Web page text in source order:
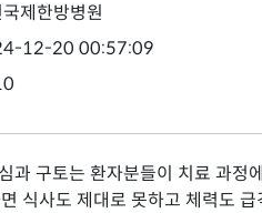
제한방병원
12-20 00:57:09
과 구토는 환자분들이 치료 과
식사도 제대로 못하고 체력도